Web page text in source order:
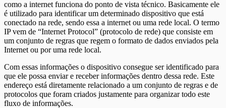
como a internet funciona do ponto de vista técnico. Basicamente ele
é utilizado para identificar um determinado dispositivo que está
conectado na rede, sendo essa a internet ou uma rede local. O termo
IP vem de “Internet Protocol” (protocolo de rede) que consiste em
um conjunto de regras que regem o formato de dados enviados pela
Internet ou por uma rede local.
Com essas informações o dispositivo consegue ser identificado para
que ele possa enviar e receber informações dentro dessa rede. Este
endereço está diretamente relacionado a um conjunto de regras e de
protocolos que foram criados justamente para organizar todo este
fluxo de informações.